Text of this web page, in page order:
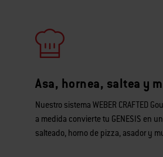
Asa, hornea, saltea y
Nuestro sistema WEBER CRAFTED
a medida convierte tu GENESIS en
salteado, horno de pizza, asador y